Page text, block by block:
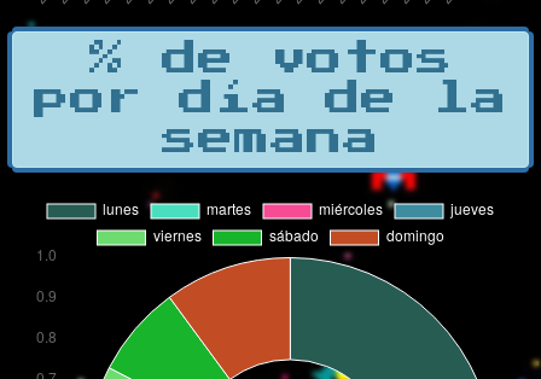
% de votos
por día de la
semana